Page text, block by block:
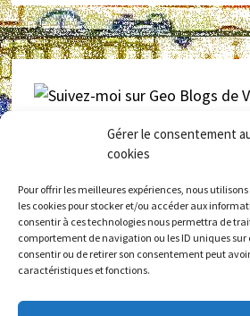
Gérer le consentement
cookies
Pour offrir les meilleures expériences, nous
les cookies pour stocker et/ou accéder aux
consentir à ces technologies nous permettra de
comportement de navigation ou les ID uniques sur
consentir ou de retirer son consentement peut
caractéristiques et fonctions.